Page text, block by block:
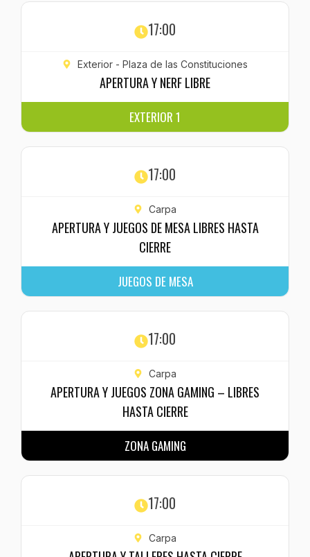
17:00
Exterior - Plaza de las Constituciones
APERTURA Y NERF LIBRE
EXTERIOR 1
17:00
Carpa
APERTURA Y JUEGOS DE MESA LIBRES HASTA
CIERRE
JUEGOS DE MESA
17:00
Carpa
APERTURA Y JUEGOS ZONA GAMING – LIBRES
HASTA CIERRE
ZONA GAMING
17:00
Carpa